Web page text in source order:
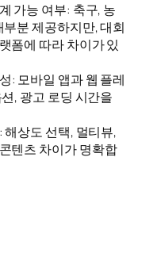
가능 여부: 축구, 농
분 제공하지만, 대회
폼에 따라 차이가 있
: 모바일 앱과 웹 플레
, 광고 로딩 시간을
해상도 선택, 멀티뷰,
텐츠 차이가 명확합